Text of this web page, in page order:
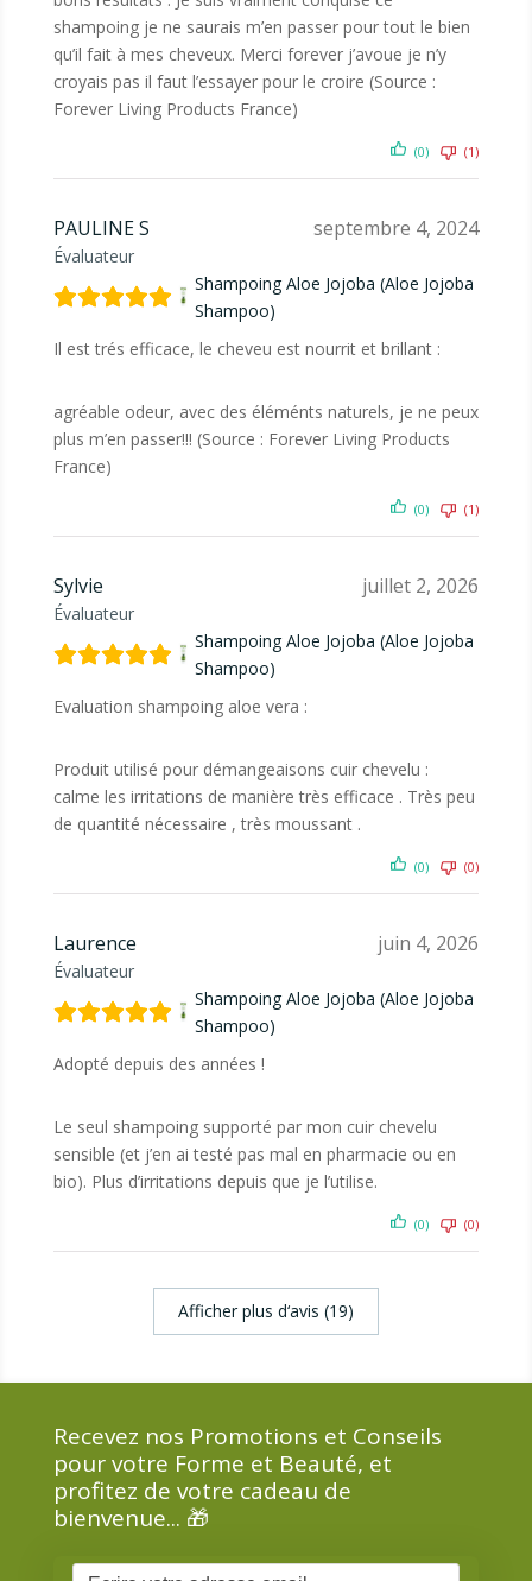
shampoing je ne saurais m’en passer pour tout le bien
qu’il fait à mes cheveux. Merci forever j’avoue je n’y
croyais pas il faut l’essayer pour le croire (Source :
Forever Living Products France)
(0) (1)
PAULINE S
Évaluateur
septembre 4, 2024
Shampoing Aloe Jojoba (Aloe Jojoba
Shampoo)
Il est trés efficace, le cheveu est nourrit et brillant :
agréable odeur, avec des éléménts naturels, je ne peux
plus m’en passer!!! (Source : Forever Living Products
France)
(0) (1)
Sylvie
Évaluateur
juillet 2, 2026
Shampoing Aloe Jojoba (Aloe Jojoba
Shampoo)
Evaluation shampoing aloe vera :
Produit utilisé pour démangeaisons cuir chevelu :
calme les irritations de manière très efficace . Très peu
de quantité nécessaire , très moussant .
(0) (0)
Laurence
Évaluateur
juin 4, 2026
Shampoing Aloe Jojoba (Aloe Jojoba
Shampoo)
Adopté depuis des années !
Le seul shampoing supporté par mon cuir chevelu
sensible (et j’en ai testé pas mal en pharmacie ou en
bio). Plus d’irritations depuis que je l’utilise.
(0) (0)
Afficher plus d‘avis (19)
Recevez nos Promotions et Conseils
pour votre Forme et Beauté, et
profitez de votre cadeau de
bienvenue... 🎁